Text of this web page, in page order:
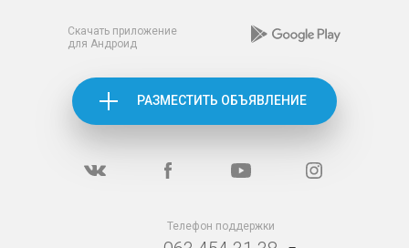
Скачать приложение
для Андроид
РАЗМЕСТИТЬ ОБЪЯВЛЕНИЕ
Телефон поддержки